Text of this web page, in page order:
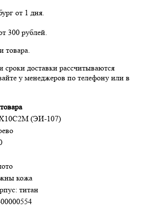
от 1 дня.
300 рублей.
товара.
сроки доставки рассчитываются
у менеджеров по телефону или в
(ЭИ-107)
кожа
титан